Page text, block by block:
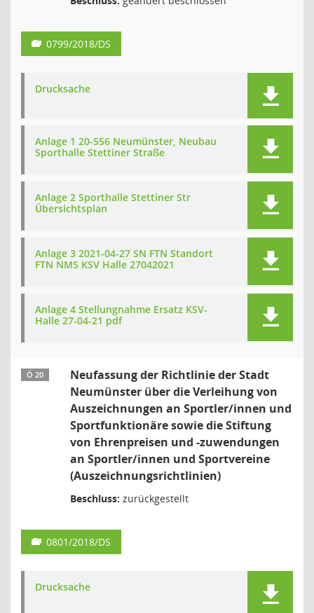
0799/2018/DS
Drucksache
Anlage 1 20-556 Neumünster, Neubau
Sporthalle Stettiner Straße
Anlage 2 Sporthalle Stettiner Str
Übersichtsplan
Anlage 3 2021-04-27 SN FTN Standort
FTN NMS KSV Halle 27042021
Anlage 4 Stellungnahme Ersatz KSV-
Halle 27-04-21 pdf
Ö 20
Neufassung der Richtlinie der Stadt
Neumünster über die Verleihung von
Auszeichnungen an Sportler/innen und
Sportfunktionäre sowie die Stiftung
von Ehrenpreisen und -zuwendungen
an Sportler/innen und Sportvereine
(Auszeichnungsrichtlinien)
Beschluss: zurückgestellt
0801/2018/DS
Drucksache